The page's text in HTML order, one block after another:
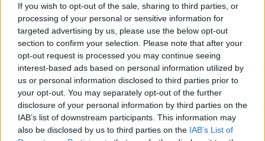
If you wish to opt-out of the sale, sharing to third parties, or
processing of your personal or sensitive information for
targeted advertising by us, please use the below opt-out
section to confirm your selection. Please note that after your
opt-out request is processed you may continue seeing
interest-based ads based on personal information utilized by
us or personal information disclosed to third parties prior to
your opt-out. You may separately opt-out of the further
disclosure of your personal information by third parties on the
IAB’s list of downstream participants. This information may
also be disclosed by us to third parties on the IAB’s List of
Οι RS 125 και Tuono 125 είναι οι μόνες μοτοσυκλέτες 125
κ.εκ. που έχουν κατασκευαστεί στην Ιταλία και διαθέτουν
αλουμινένιο πλαίσιο με χυτές δοκούς αλουμινίου και
χιαστί ενισχύσεις. Αυτό το πλαίσιο είναι το αποτέλεσμα
της τεχνογνωσίας της Aprilia από τους αγώνες. Το
πλαίσιο συμπληρώνουν το ανεστραμμένο πιρούνι και το
μονό αμορτισέρ που έχει τοποθετηθεί στο ασύμμετρο
ψαλίδι.